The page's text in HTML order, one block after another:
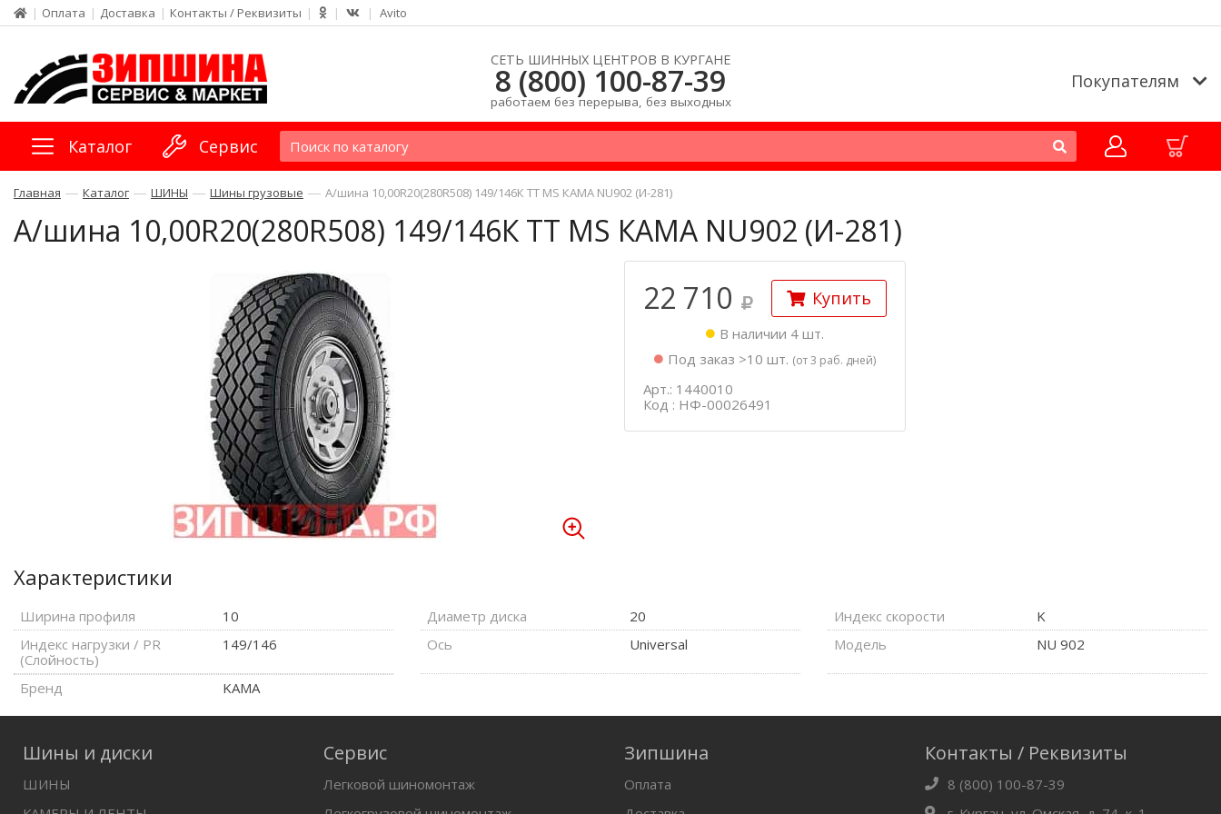
| Оплата | Доставка | Контакты / Реквизиты | | | Avito
СЕТЬ ШИННЫХ ЦЕНТРОВ В КУРГАНЕ
8 (800) 100-87-39
работаем без перерыва, без выходных
Покупателям
Каталог Сервис
Главная — Каталог — ШИНЫ — Шины грузовые — А/шина 10,00R20(280R508) 149/146К TT MS КАМА NU902 (И-281)
А/шина 10,00R20(280R508) 149/146К TT MS КАМА NU902 (И-281)
22 710
Купить
В наличии 4 шт.
Под заказ >10 шт. (от 3 раб. дней)
Арт.: 1440010
Код : НФ-00026491
Характеристики
Ширина профиля 10 Диаметр диска 20 Индекс скорости
K
Индекс нагрузки / PR
(Слойность)
149/146 Ось Universal Модель NU 902
Бренд KAMA
Шины и диски
ШИНЫ
Сервис
Легковой шиномонтаж
Зипшина
Оплата
Контакты / Реквизиты
8 (800) 100-87-39